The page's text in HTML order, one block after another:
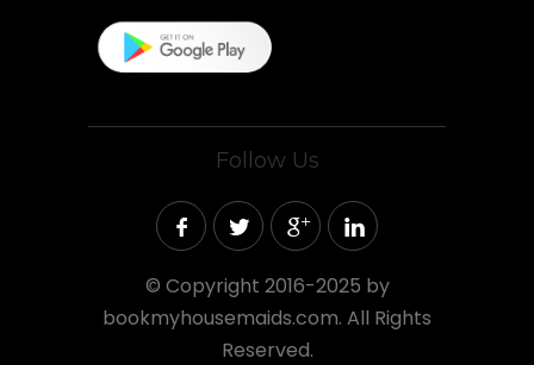
Follow Us
© Copyright 2016-2025 by
bookmyhousemaids.com. All Rights
Reserved.